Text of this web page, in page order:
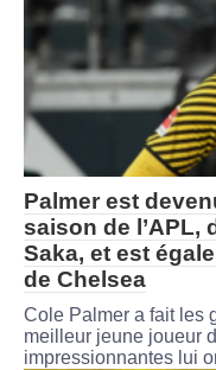
Palmer est
saison de l’APL,
Saka, et est
de Chelsea
Cole Palmer a fait les
meilleur jeune joueur
impressionnantes lui